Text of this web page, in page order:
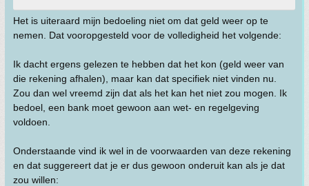
Het is uiteraard mijn bedoeling niet om dat geld weer op te
nemen. Dat vooropgesteld voor de volledigheid het volgende:
Ik dacht ergens gelezen te hebben dat het kon (geld weer van
die rekening afhalen), maar kan dat specifiek niet vinden nu.
Zou dan wel vreemd zijn dat als het kan het niet zou mogen. Ik
bedoel, een bank moet gewoon aan wet- en regelgeving
voldoen.
Onderstaande vind ik wel in de voorwaarden van deze rekening
en dat suggereert dat je er dus gewoon onderuit kan als je dat
zou willen: